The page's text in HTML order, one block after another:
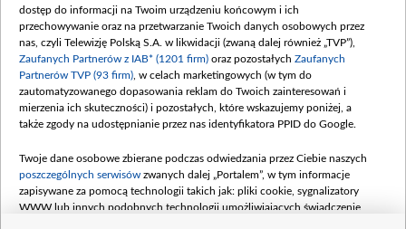
dostęp do informacji na Twoim urządzeniu końcowym i ich
przechowywanie oraz na przetwarzanie Twoich danych osobowych przez
nas, czyli Telewizję Polską S.A. w likwidacji (zwaną dalej również „TVP”),
Zaufanych Partnerów z IAB* (1201 firm) oraz pozostałych Zaufanych
Partnerów TVP (93 firm) , w celach marketingowych (w tym do
zautomatyzowanego dopasowania reklam do Twoich zainteresowań i
mierzenia ich skuteczności) i pozostałych, które wskazujemy poniżej, a
także zgody na udostępnianie przez nas identyfikatora PPID do Google.
Twoje dane osobowe zbierane podczas odwiedzania przez Ciebie naszych
poszczególnych serwisów zwanych dalej „Portalem”, w tym informacje
zapisywane za pomocą technologii takich jak: pliki cookie, sygnalizatory
WWW lub innych podobnych technologii umożliwiających świadczenie